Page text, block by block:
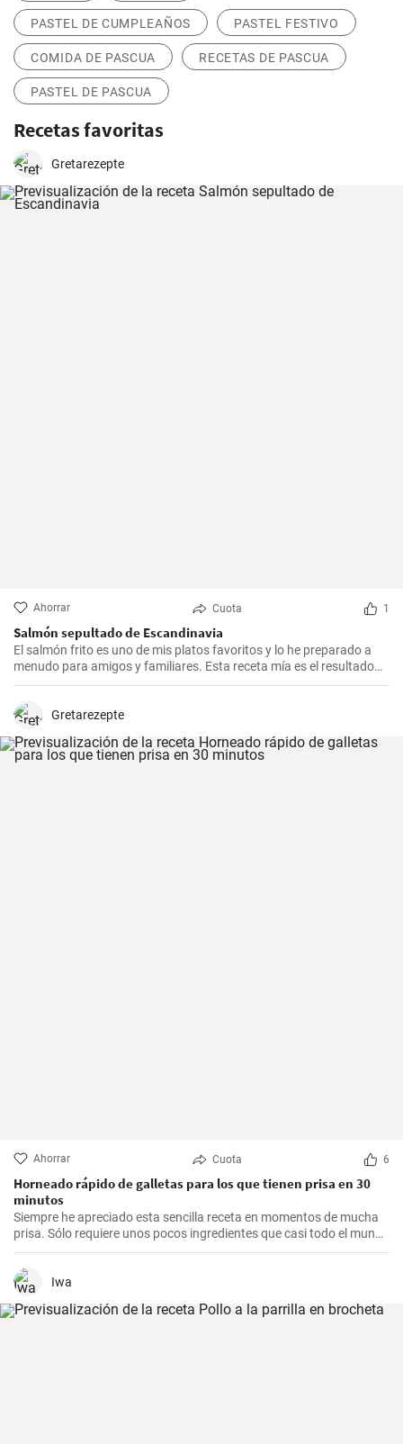
PASTEL DE CUMPLEAÑOS PASTEL FESTIVO
COMIDA DE PASCUA RECETAS DE PASCUA
PASTEL DE PASCUA
Recetas favoritas
Gretarezepte
Ahorrar Cuota 1
Salmón sepultado de Escandinavia
El salmón frito es uno de mis platos favoritos y lo he preparado a
menudo para amigos y familiares. Esta receta mía es el resultado
de mucha experimentación y personalización. Lo sorprendente es
impresionante. Un trozo de filete de salmón fresco se marina en un
Gretarezepte
Ahorrar Cuota 6
Horneado rápido de galletas para los que tienen prisa en 30
minutos
Siempre he apreciado esta sencilla receta en momentos de mucha
prisa. Sólo requiere unos pocos ingredientes que casi todo el mundo
tiene en casa, y en apenas 30 minutos puedes estar disfrutando de
unas deliciosas galletas caseras. Con su textura crujiente y su
sabor dulce, siempre eran un éxito para las visitas improvisadas y
Iwa